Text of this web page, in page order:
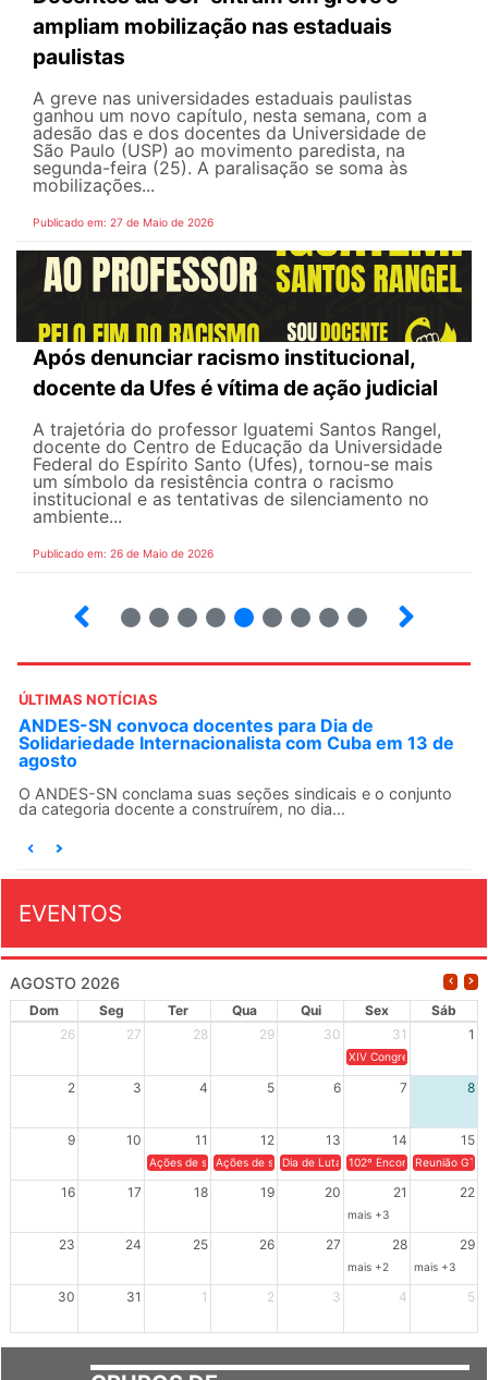
ampliam mobilização nas estaduais
paulistas
A greve nas universidades estaduais paulistas
ganhou um novo capítulo, nesta semana, com a
adesão das e dos docentes da Universidade de
São Paulo (USP) ao movimento paredista, na
segunda-feira (25). A paralisação se soma às
mobilizações...
Publicado em: 27 de Maio de 2026
Após denunciar racismo institucional,
docente da Ufes é vítima de ação judicial
A trajetória do professor Iguatemi Santos Rangel,
docente do Centro de Educação da Universidade
Federal do Espírito Santo (Ufes), tornou-se mais
um símbolo da resistência contra o racismo
institucional e as tentativas de silenciamento no
ambiente...
Publicado em: 26 de Maio de 2026
ÚLTIMAS NOTÍCIAS
ANDES-SN convoca docentes para Dia de
Solidariedade Internacionalista com Cuba em 13 de
agosto
O ANDES-SN conclama suas seções sindicais e o conjunto
da categoria docente a construírem, no dia...
EVENTOS
AGOSTO 2026
Dom Seg Ter Qua Qui Sex
Sáb
26
27 28 29 30 31 1
XIV Congresso Brasileiro
2 3 4 5 6 7 8
9 10 11 12 13 14 15
Ações de solidariedade a Cuba no Rio Grande do Sul - 100
Ações de solidariedade a Cuba no Rio Grande do
Dia de Luta em Defesa de Cuba e da
102º Encontro da
Reunião
16 17 18 19 20 21 22
mais +3
23 24 25 26 27 28 29
mais +2 mais +3
30 31 1 2 3 4 5